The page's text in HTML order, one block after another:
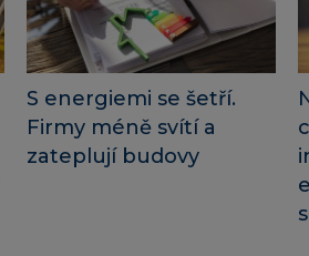
S energiemi se šetří.
Firmy méně svítí a
zateplují budovy